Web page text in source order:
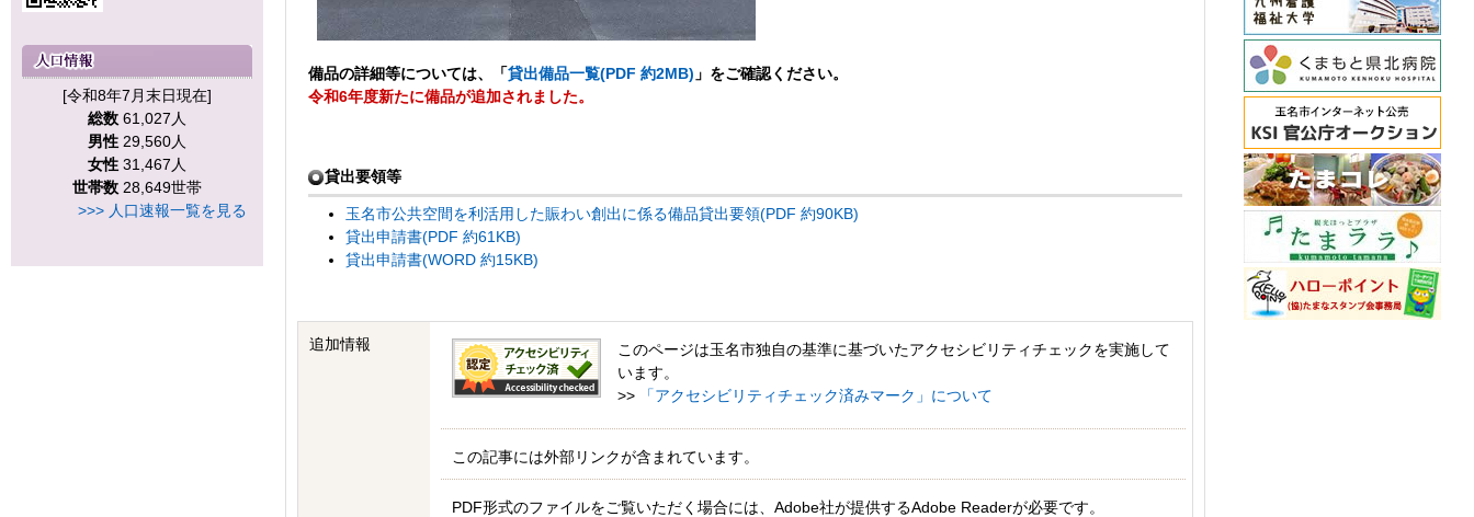
[令和8年7月末日現在]
総数 61,027人
男性 29,560人
女性 31,467人
世帯数 28,649世帯
>>> 人口速報一覧を見る
備品の詳細等については、「貸出備品一覧(PDF 約2MB) 」をご確認ください。
令和6年度新たに備品が追加されました。
貸出要領等
玉名市公共空間を利活用した賑わい創出に係る備品貸出要領(PDF 約90KB)
貸出申請書(PDF 約61KB)
貸出申請書(WORD 約15KB)
追加情報
このページは玉名市独自の基準に基づいたアクセシビリティチェックを実施して
います。
>>
「アクセシビリティチェック済みマーク」について
この記事には外部リンクが含まれています。
PDF形式のファイルをご覧いただく場合には、Adobe社が提供するAdobe Readerが必要です。